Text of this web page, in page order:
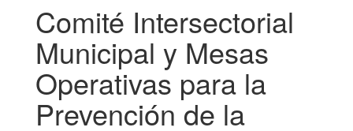
Comité Intersectorial
Municipal y Mesas
Operativas para la
Prevención de la